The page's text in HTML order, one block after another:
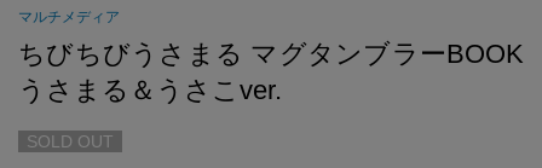
マルチメディア
ちびちびうさまる マグタンブラーBOOK
うさまる＆うさこver.
SOLD OUT